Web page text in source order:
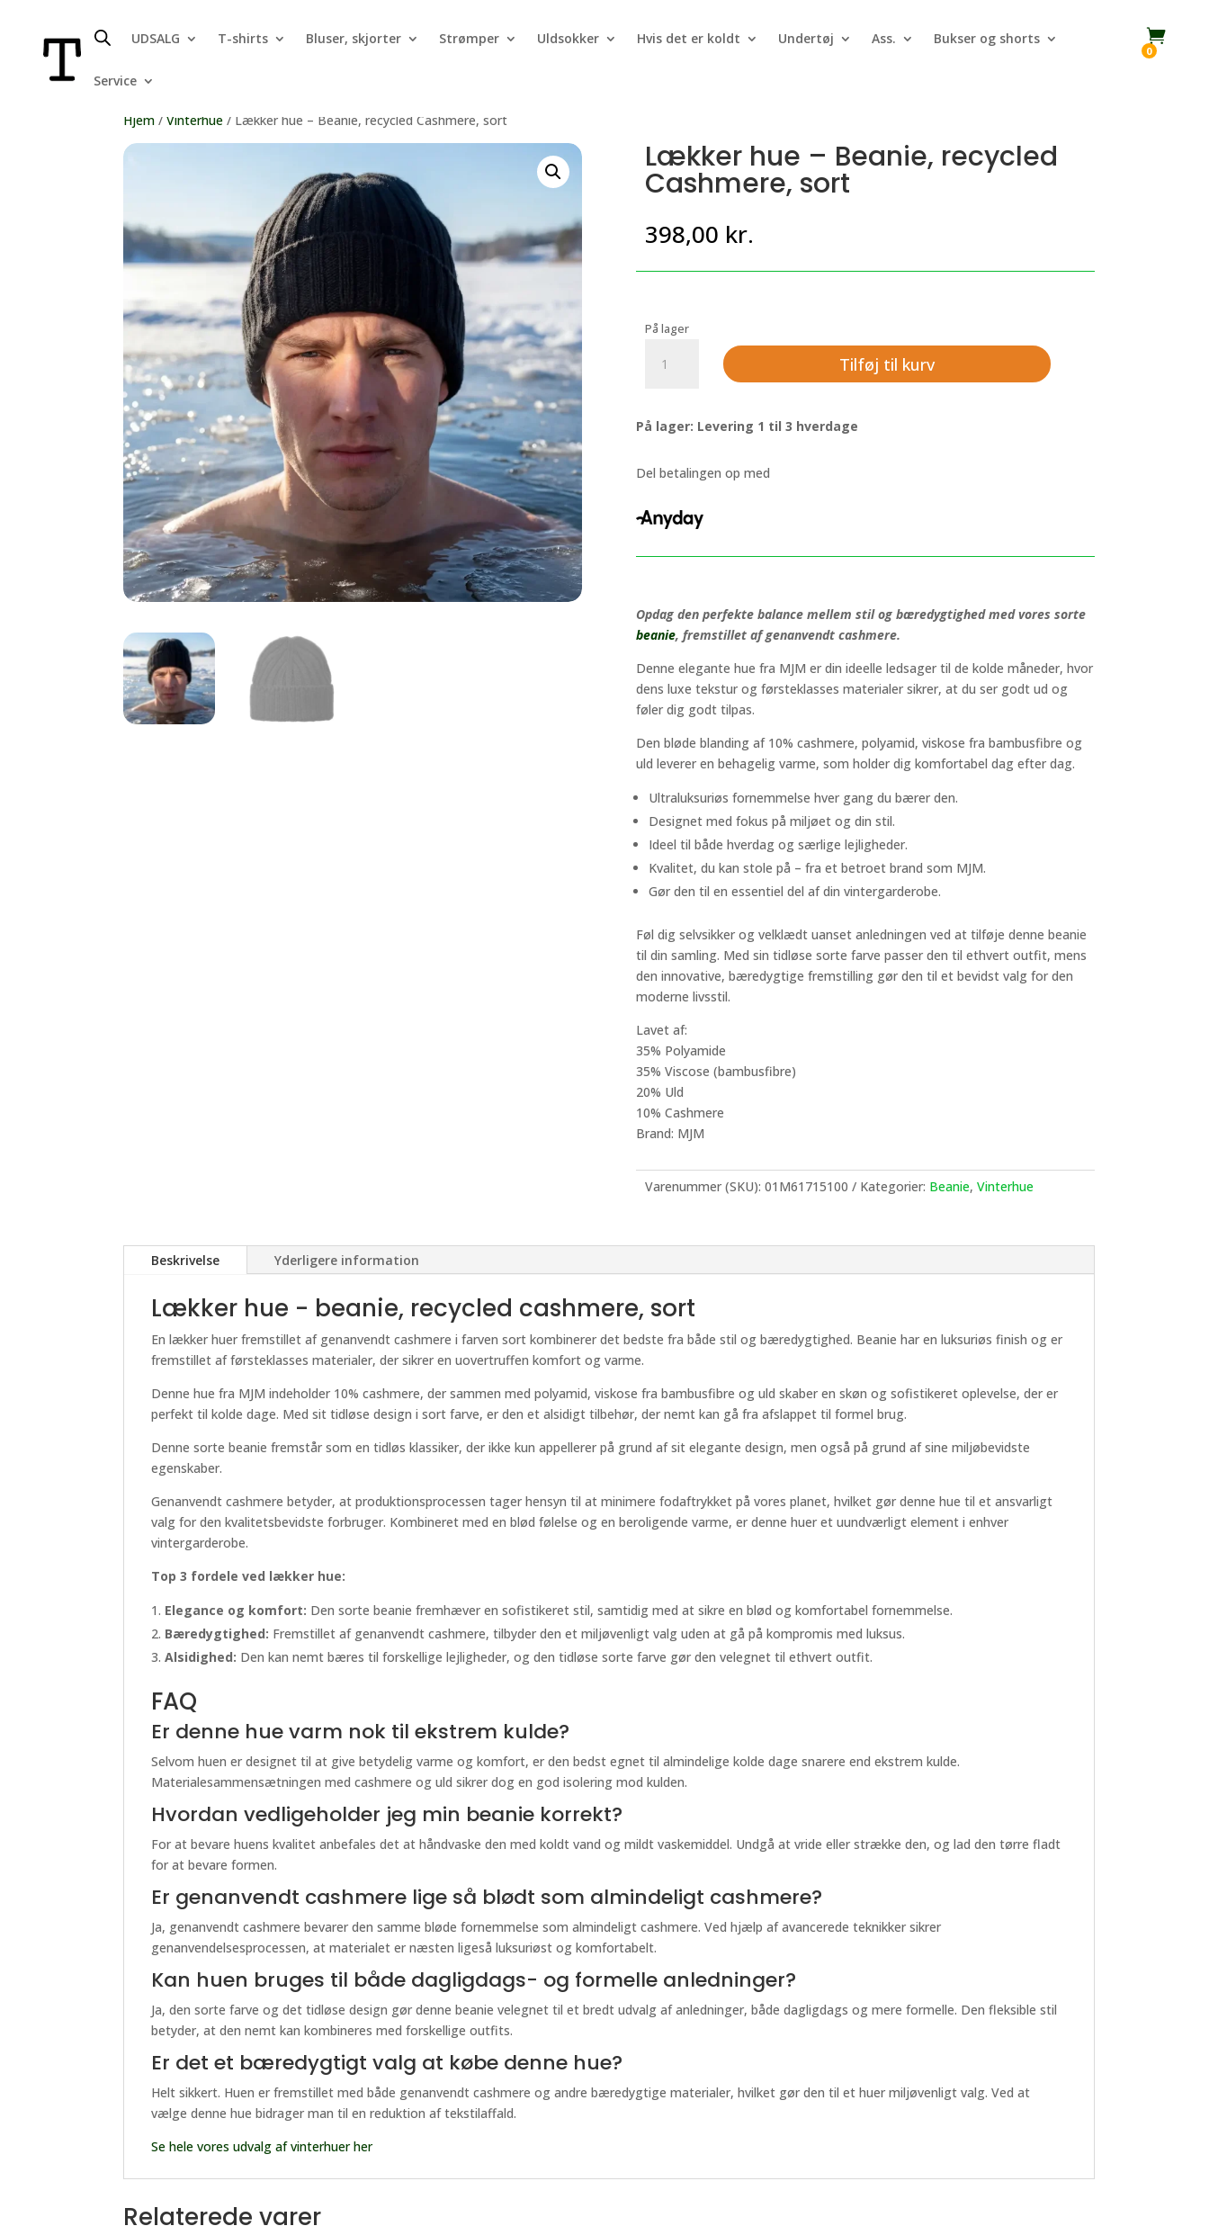
UDSALG T-shirts Bluser, skjorter Strømper Uldsokker Hvis det er koldt Undertøj Ass. Bukser og shorts
Service

0
Hjem / Vinterhue / Lækker hue – Beanie, recycled Cashmere, sort
Lækker hue – Beanie, recycled
Cashmere, sort
398,00 kr.
På lager
hue
recycled
sort
Tilføj til kurv
På lager: Levering 1 til 3 hverdage
Del betalingen op med
Opdag den perfekte balance mellem stil og bæredygtighed med vores sorte
beanie, fremstillet af genanvendt cashmere.
Denne elegante hue fra MJM er din ideelle ledsager til de kolde måneder, hvor
dens luxe tekstur og førsteklasses materialer sikrer, at du ser godt ud og
føler dig godt tilpas.
Den bløde blanding af 10% cashmere, polyamid, viskose fra bambusfibre og
uld leverer en behagelig varme, som holder dig komfortabel dag efter dag.
Ultraluksuriøs fornemmelse hver gang du bærer den.
Designet med fokus på miljøet og din stil.
Ideel til både hverdag og særlige lejligheder.
Kvalitet, du kan stole på – fra et betroet brand som MJM.
Gør den til en essentiel del af din vintergarderobe.
Føl dig selvsikker og velklædt uanset anledningen ved at tilføje denne beanie
til din samling. Med sin tidløse sorte farve passer den til ethvert outfit, mens
den innovative, bæredygtige fremstilling gør den til et bevidst valg for den
moderne livsstil.
Lavet af:
35% Polyamide
35% Viscose (bambusfibre)
20% Uld
10% Cashmere
Brand: MJM
Varenummer (SKU): 01M61715100 Kategorier: Beanie, Vinterhue
Beskrivelse Yderligere information
Lækker hue - beanie, recycled cashmere, sort
En lækker huer fremstillet af genanvendt cashmere i farven sort kombinerer det bedste fra både stil og bæredygtighed. Beanie har en luksuriøs finish og er
fremstillet af førsteklasses materialer, der sikrer en uovertruffen komfort og varme.
Denne hue fra MJM indeholder 10% cashmere, der sammen med polyamid, viskose fra bambusfibre og uld skaber en skøn og sofistikeret oplevelse, der er
perfekt til kolde dage. Med sit tidløse design i sort farve, er den et alsidigt tilbehør, der nemt kan gå fra afslappet til formel brug.
Denne sorte beanie fremstår som en tidløs klassiker, der ikke kun appellerer på grund af sit elegante design, men også på grund af sine miljøbevidste
egenskaber.
Genanvendt cashmere betyder, at produktionsprocessen tager hensyn til at minimere fodaftrykket på vores planet, hvilket gør denne hue til et ansvarligt
valg for den kvalitetsbevidste forbruger. Kombineret med en blød følelse og en beroligende varme, er denne huer et uundværligt element i enhver
vintergarderobe.
Top 3 fordele ved lækker hue:
Elegance og komfort: Den sorte beanie fremhæver en sofistikeret stil, samtidig med at sikre en blød og komfortabel fornemmelse.
Bæredygtighed: Fremstillet af genanvendt cashmere, tilbyder den et miljøvenligt valg uden at gå på kompromis med luksus.
Alsidighed: Den kan nemt bæres til forskellige lejligheder, og den tidløse sorte farve gør den velegnet til ethvert outfit.
FAQ
Er denne hue varm nok til ekstrem kulde?
Selvom huen er designet til at give betydelig varme og komfort, er den bedst egnet til almindelige kolde dage snarere end ekstrem kulde.
Materialesammensætningen med cashmere og uld sikrer dog en god isolering mod kulden.
Hvordan vedligeholder jeg min beanie korrekt?
For at bevare huens kvalitet anbefales det at håndvaske den med koldt vand og mildt vaskemiddel. Undgå at vride eller strække den, og lad den tørre fladt
for at bevare formen.
Er genanvendt cashmere lige så blødt som almindeligt cashmere?
Ja, genanvendt cashmere bevarer den samme bløde fornemmelse som almindeligt cashmere. Ved hjælp af avancerede teknikker sikrer
genanvendelsesprocessen, at materialet er næsten ligeså luksuriøst og komfortabelt.
Kan huen bruges til både dagligdags- og formelle anledninger?
Ja, den sorte farve og det tidløse design gør denne beanie velegnet til et bredt udvalg af anledninger, både dagligdags og mere formelle. Den fleksible stil
betyder, at den nemt kan kombineres med forskellige outfits.
Er det et bæredygtigt valg at købe denne hue?
Helt sikkert. Huen er fremstillet med både genanvendt cashmere og andre bæredygtige materialer, hvilket gør den til et huer miljøvenligt valg. Ved at
vælge denne hue bidrager man til en reduktion af tekstilaffald.
Se hele vores udvalg af vinterhuer her
Relaterede varer